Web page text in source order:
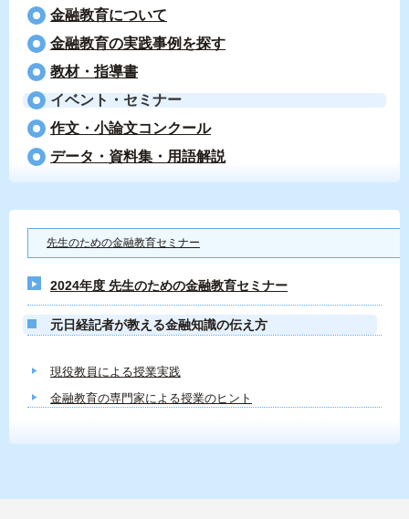
金融教育について
⾦融教育の実践事例を探す
教材・指導書
イベント・セミナー
作文・小論文コンクール
データ・資料集・用語解説
先生のための金融教育セミナー
2024年度 先生のための金融教育セミナー
元日経記者が教える金融知識の伝え方
現役教員による授業実践
金融教育の専門家による授業のヒント